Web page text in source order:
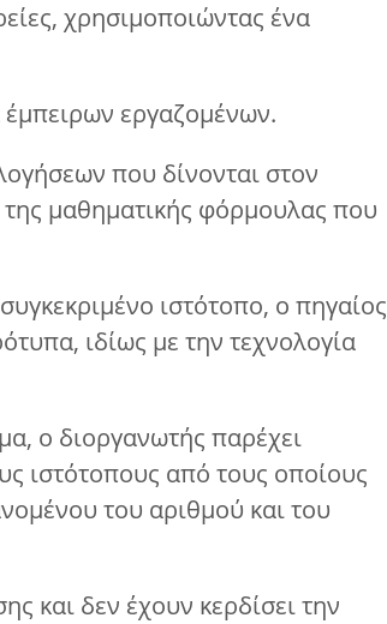
χρησιμοποιώντας ένα
έμπειρων εργαζομένων.
που δίνονται στον
της μαθηματικής φόρμουλας που
ιστότοπο, ο πηγαίος
ιδίως με την τεχνολογία
ο διοργανωτής παρέχει
ιστότοπους από τους οποίους
του αριθμού και του
και δεν έχουν κερδίσει την